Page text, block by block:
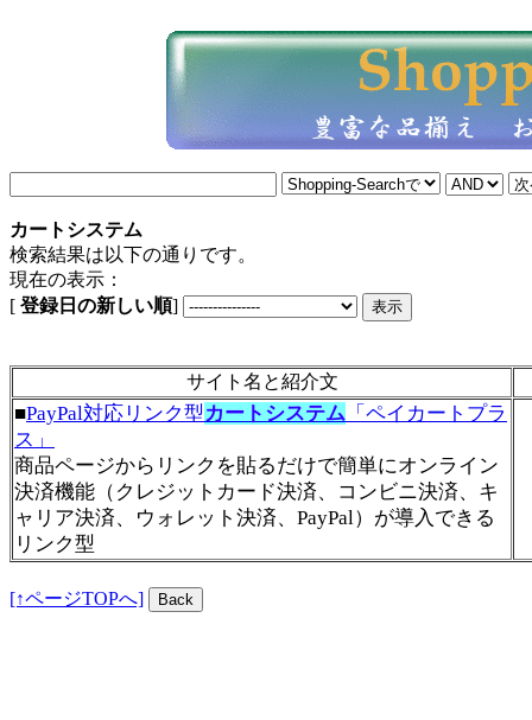
カートシステム
検索結果は以下の通りです。
現在の表示：
[ 登録日の新しい順]
サイト名と紹介文
■PayPal対応リンク型カートシステム 「ペイカートプラ
ス」
商品ページからリンクを貼るだけで簡単にオンライン
決済機能（クレジットカード決済、コンビニ決済、キ
ャリア決済、ウォレット決済、PayPal）が導入できる
リンク型
[↑ページTOPへ]